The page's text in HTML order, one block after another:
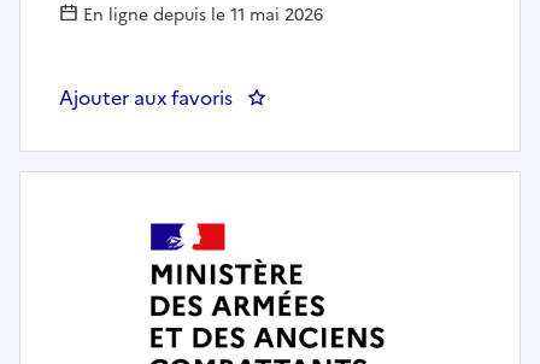
En ligne depuis le 11 mai 2026
Ajouter aux favoris : AGENT FRAIS DEPLACEMENT